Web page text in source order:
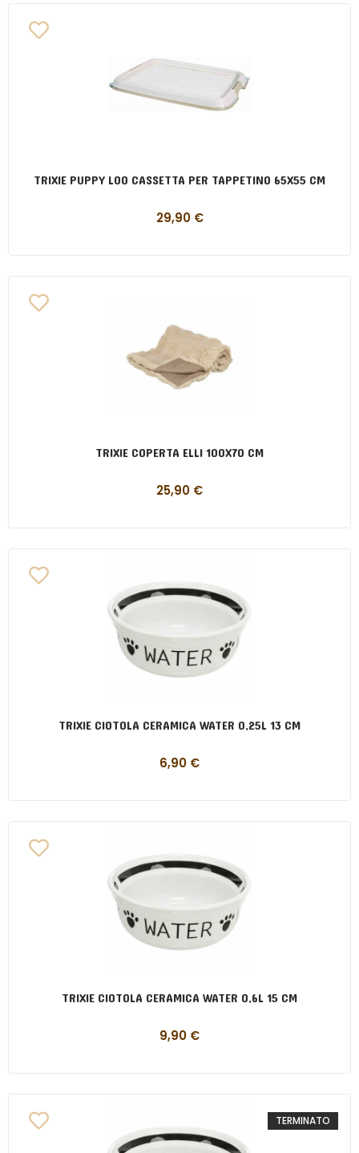
TRIXIE PUPPY LOO CASSETTA PER TAPPETINO 65X55 CM
29,90 €
TRIXIE COPERTA ELLI 100X70 CM
25,90 €
TRIXIE CIOTOLA CERAMICA WATER 0,25L 13 CM
6,90 €
TRIXIE CIOTOLA CERAMICA WATER 0,6L 15 CM
9,90 €
TERMINATO